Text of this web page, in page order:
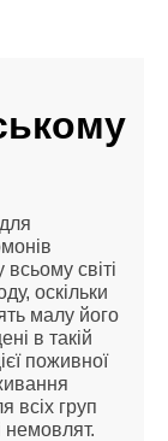
світі
оскільки
малу його
в такій
поживної
всіх груп
немовлят.